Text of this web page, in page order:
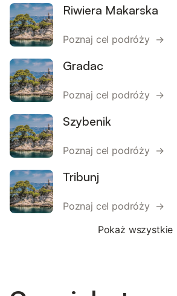
Riwiera Makarska
Poznaj cel podróży →
Gradac
Poznaj cel podróży →
Szybenik
Poznaj cel podróży →
Tribunj
Poznaj cel podróży →
Pokaż wszystkie